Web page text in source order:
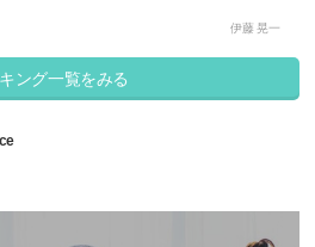
伊藤 晃一
ング一覧をみる